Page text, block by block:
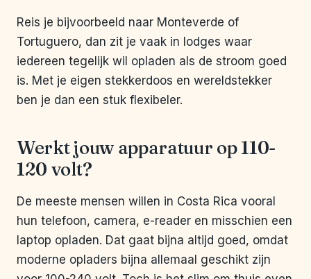
Reis je bijvoorbeeld naar Monteverde of
Tortuguero, dan zit je vaak in lodges waar
iedereen tegelijk wil opladen als de stroom goed
is. Met je eigen stekkerdoos en wereldstekker
ben je dan een stuk flexibeler.
Werkt jouw apparatuur op 110-
120 volt?
De meeste mensen willen in Costa Rica vooral
hun telefoon, camera, e-reader en misschien een
laptop opladen. Dat gaat bijna altijd goed, omdat
moderne opladers bijna allemaal geschikt zijn